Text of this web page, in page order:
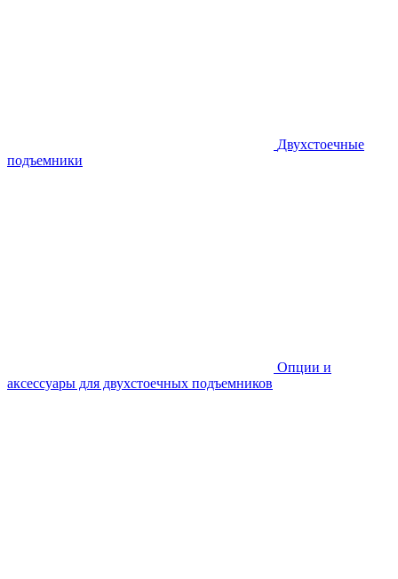
Двухстоечные
подъемники
Опции и
аксессуары для двухстоечных подъемников